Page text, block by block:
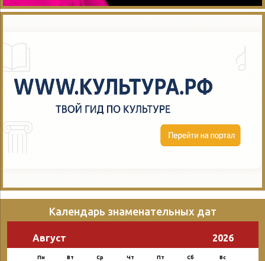
Календарь знаменательных дат
Август 2026
Пн Вт Ср Чт Пт Сб Вс